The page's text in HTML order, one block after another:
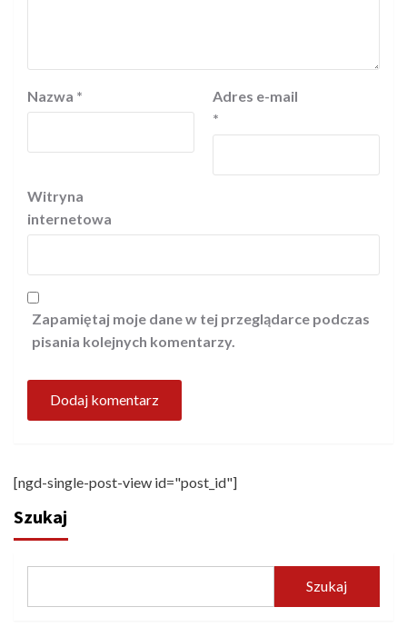
Nazwa *
Adres e-mail
*
Witryna
internetowa
Zapamiętaj moje dane w tej przeglądarce podczas
pisania kolejnych komentarzy.
[ngd-single-post-view id="post_id"]
Szukaj
Szukaj